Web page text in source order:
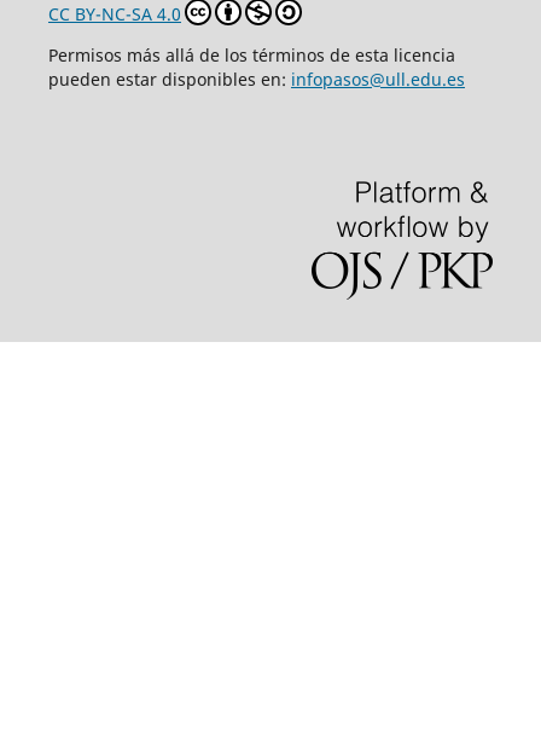
CC BY-NC-SA 4.0
Permisos más allá de los términos de esta licencia
pueden estar disponibles en: infopasos@ull.edu.es